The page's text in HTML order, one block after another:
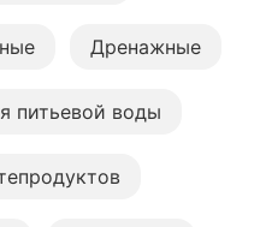
Дренажные
питьевой воды